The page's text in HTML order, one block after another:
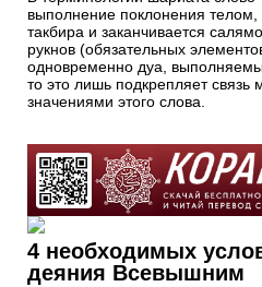
выполнение поклонения телом,
такбира и заканчивается
рукнов (обязательных
одновременно дуа,
то это лишь подкрепляет связь
значениями этого слова.
4 необходимых
деяния Всевышним